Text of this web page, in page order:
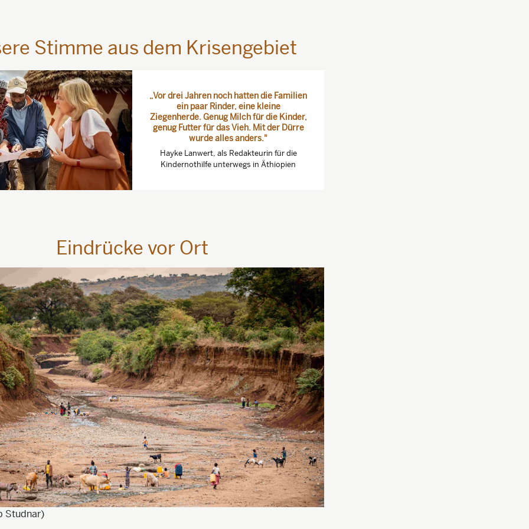
Stimme aus dem Krisengebiet
„Vor drei Jahren noch hatten die Familien
ein paar Rinder, eine kleine
Ziegenherde. Genug Milch für die Kinder,
genug Futter für das Vieh. Mit der Dürre
wurde alles anders."
Hayke Lanwert, als Redakteurin für die
Kindernothilfe unterwegs in Äthiopien
Eindrücke vor Ort
Studnar)